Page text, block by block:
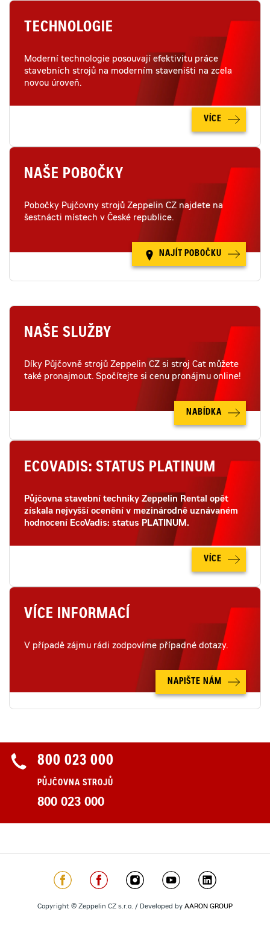
TECHNOLOGIE
Moderní technologie posouvají efektivitu práce
stavebních strojů na moderním staveništi na zcela
novou úroveň.
VÍCE
NAŠE POBOČKY
Pobočky Pujčovny strojů Zeppelin CZ najdete na
šestnácti místech v České republice.
NAJÍT POBOČKU
NAŠE SLUŽBY
Díky Půjčovně strojů Zeppelin CZ si stroj Cat můžete
také pronajmout. Spočítejte si cenu pronájmu online!
NABÍDKA
ECOVADIS: STATUS PLATINUM
Půjčovna stavební techniky Zeppelin Rental opět
získala nejvyšší ocenění v mezinárodně uznávaném
hodnocení EcoVadis: status PLATINUM.
VÍCE
VÍCE INFORMACÍ
V případě zájmu rádi zodpovíme případné dotazy.
NAPIŠTE NÁM
800 023 000
PŮJČOVNA STROJŮ
800 023 000
Copyright © Zeppelin CZ s.r.o. / Developed by AARON GROUP